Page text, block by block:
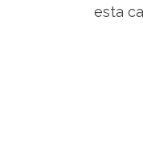
esta